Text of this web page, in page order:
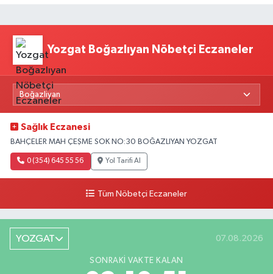
Yozgat Boğazlıyan Nöbetçi Eczaneler
Sağlık Eczanesi
BAHÇELER MAH ÇEŞME SOK NO:30 BOĞAZLIYAN YOZGAT
0 (354) 645 55 56 Yol Tarifi Al
Tüm Nöbetçi Eczaneler
YOZGAT 07.08.2026
SONRAKI VAKTE KALAN